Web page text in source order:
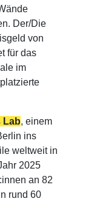
Der/Die
von
für das
im
Lab, einem
ins
weltweit in
2025
an 82
rund 60